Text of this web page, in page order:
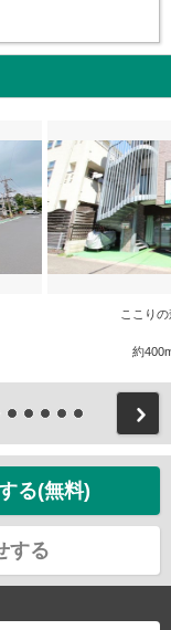
ここり
約
る(無料)
する